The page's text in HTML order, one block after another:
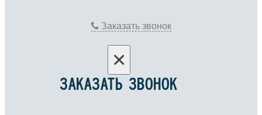
Заказать звонок
×
ЗАКАЗАТЬ ЗВОНОК